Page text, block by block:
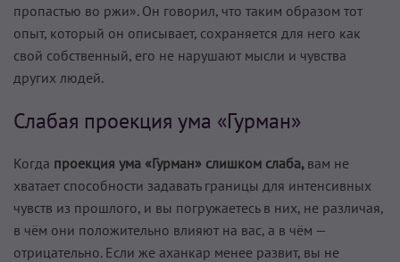
пропастью во ржи». Он говорил, что таким образом тот
опыт, который он описывает, сохраняется для него как
свой собственный, его не нарушают мысли и чувства
других людей.
Слабая проекция ума «Гурман»
Когда проекция ума «Гурман» слишком слаба, вам не
хватает способности задавать границы для интенсивных
чувств из прошлого, и вы погружаетесь в них, не различая,
в чём они положительно влияют на вас, а в чём —
отрицательно. Если же аханкар менее развит, вы не